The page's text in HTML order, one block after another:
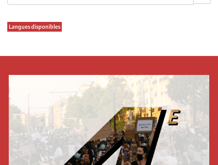
Langues disponibles